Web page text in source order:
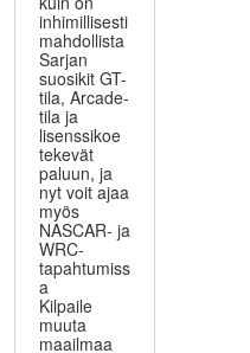
inhimillisesti
mahdollista
Sarjan
suosikit GT-
tila, Arcade-
tila ja
lisenssikoe
tekevät
paluun, ja
nyt voit ajaa
myös
NASCAR- ja
WRC-
tapahtumiss
a
Kilpaile
muuta
maailmaa